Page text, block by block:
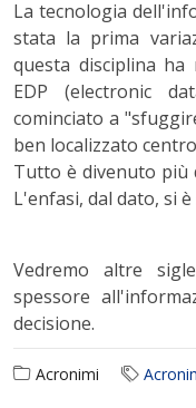
La tecnologia
stata la prima
questa disciplina ha
EDP (electronic
cominciato a
ben localizzato
Tutto è divenuto più
L'enfasi, dal dato, si
Vedremo altre
spessore
decisione.
Acronimi